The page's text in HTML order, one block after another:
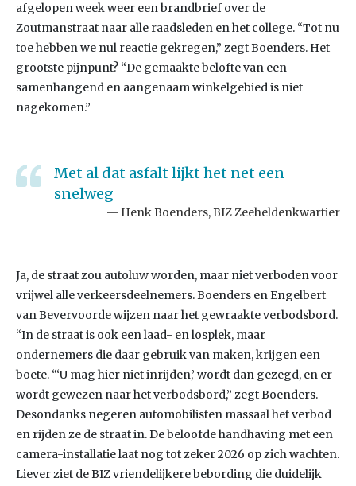
afgelopen week weer een brandbrief over de
Zoutmanstraat naar alle raadsleden en het college. “Tot nu
toe hebben we nul reactie gekregen,” zegt Boenders. Het
grootste pijnpunt? “De gemaakte belofte van een
samenhangend en aangenaam winkelgebied is niet
nagekomen.”
Met al dat asfalt lijkt het net een
snelweg
Henk Boenders, BIZ Zeeheldenkwartier
Ja, de straat zou autoluw worden, maar niet verboden voor
vrijwel alle verkeersdeelnemers. Boenders en Engelbert
van Bevervoorde wijzen naar het gewraakte verbodsbord.
“In de straat is ook een laad- en losplek, maar
ondernemers die daar gebruik van maken, krijgen een
boete. “‘U mag hier niet inrijden,’ wordt dan gezegd, en er
wordt gewezen naar het verbodsbord,” zegt Boenders.
Desondanks negeren automobilisten massaal het verbod
en rijden ze de straat in. De beloofde handhaving met een
camera-installatie laat nog tot zeker 2026 op zich wachten.
Liever ziet de BIZ vriendelijkere bebording die duidelijk